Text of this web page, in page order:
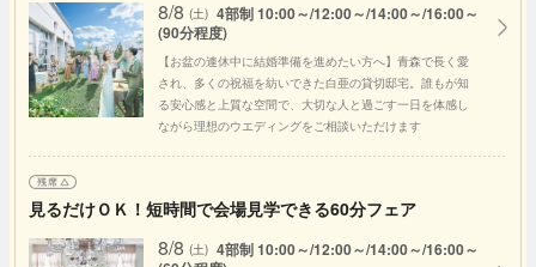
8/8 (土) 4部制 10:00～/12:00～/14:00～/16:00～
(90分程度)
【お盆の連休中に結婚準備を進めたい方へ】青森で長く愛
され、多くの祝福を紡いできた白亜の貸切邸宅。誰もが知
る安心感と上質な空間で、大切な人と過ごす一日を体感し
ながら理想のウエディングをご相談いただけます
見るだけＯＫ！短時間で会場見学できる60分フェア
8/8 (土) 4部制 10:00～/12:00～/14:00～/16:00～